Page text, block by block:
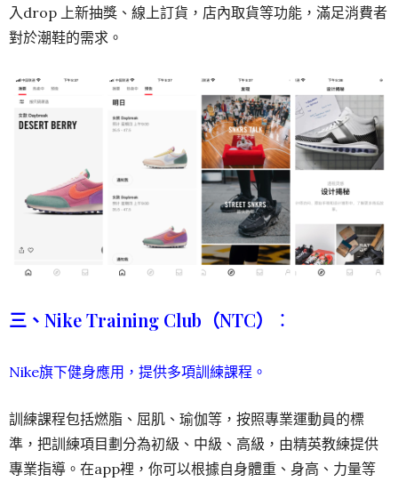
入drop 上新抽獎、線上訂貨，店內取貨等功能，滿足消費者
對於潮鞋的需求。
三、Nike Training Club（NTC） ：
Nike旗下健身應用，提供多項訓練課程。
訓練課程包括燃脂、屈肌、瑜伽等，按照專業運動員的標
準，把訓練項目劃分為初級、中級、高級，由精英教練提供
專業指導。在app裡，你可以根據自身體重、身高、力量等